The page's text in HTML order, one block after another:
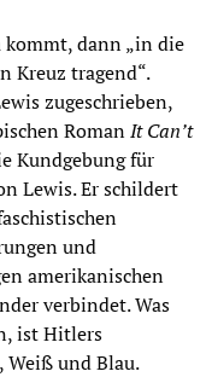
kommt, dann „in die
Kreuz tragend“.
zugeschrieben,
RomanIt Can’t
Kundgebung für
Lewis. Er schildert
und
amerikanischen
verbindet. Was
ist Hitlers
Weiß und Blau.